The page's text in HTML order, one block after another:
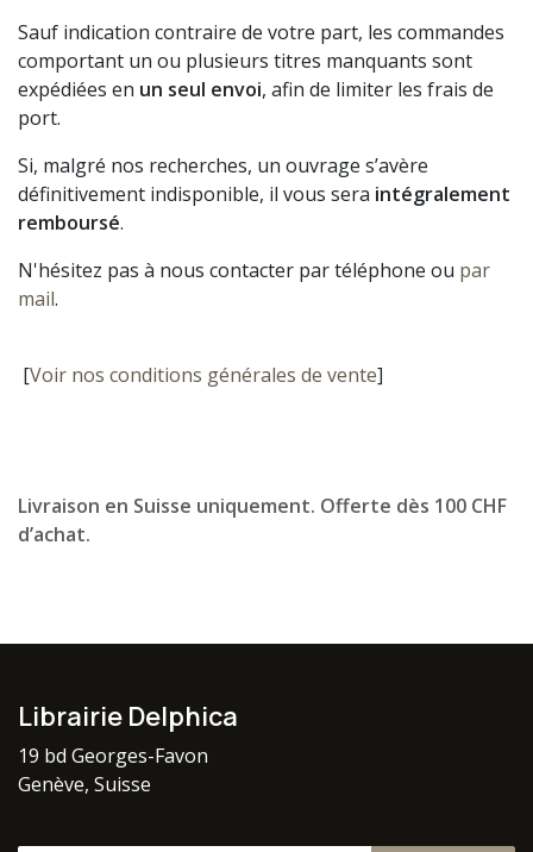
Sauf indication contraire de votre part, les commandes
comportant un ou plusieurs titres manquants sont
expédiées en un seul envoi, afin de limiter les frais de
port.
Si, malgré nos recherches, un ouvrage s’avère
définitivement indisponible, il vous sera intégralement
remboursé.
N'hésitez pas à nous contacter par téléphone ou par
mail.
[Voir nos conditions générales de vente]
Livraison en Suisse uniquement. Offerte dès 100 CHF
d’achat.
Librairie Delphica
19 bd Georges-Favon
Genève, Suisse